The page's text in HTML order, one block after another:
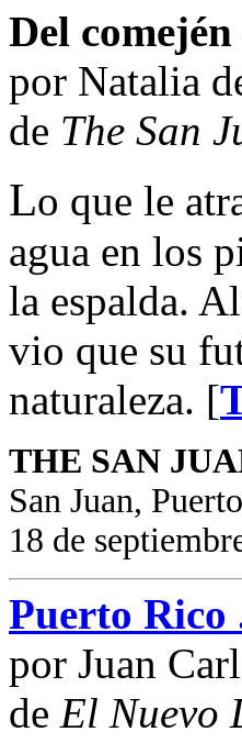
Del
por Natalia
de The San
Lo que le
agua en los
la espalda.
vio que su
naturaleza. [
THE SAN
San Juan,
18 de
Puerto
por Juan
de El Nuevo